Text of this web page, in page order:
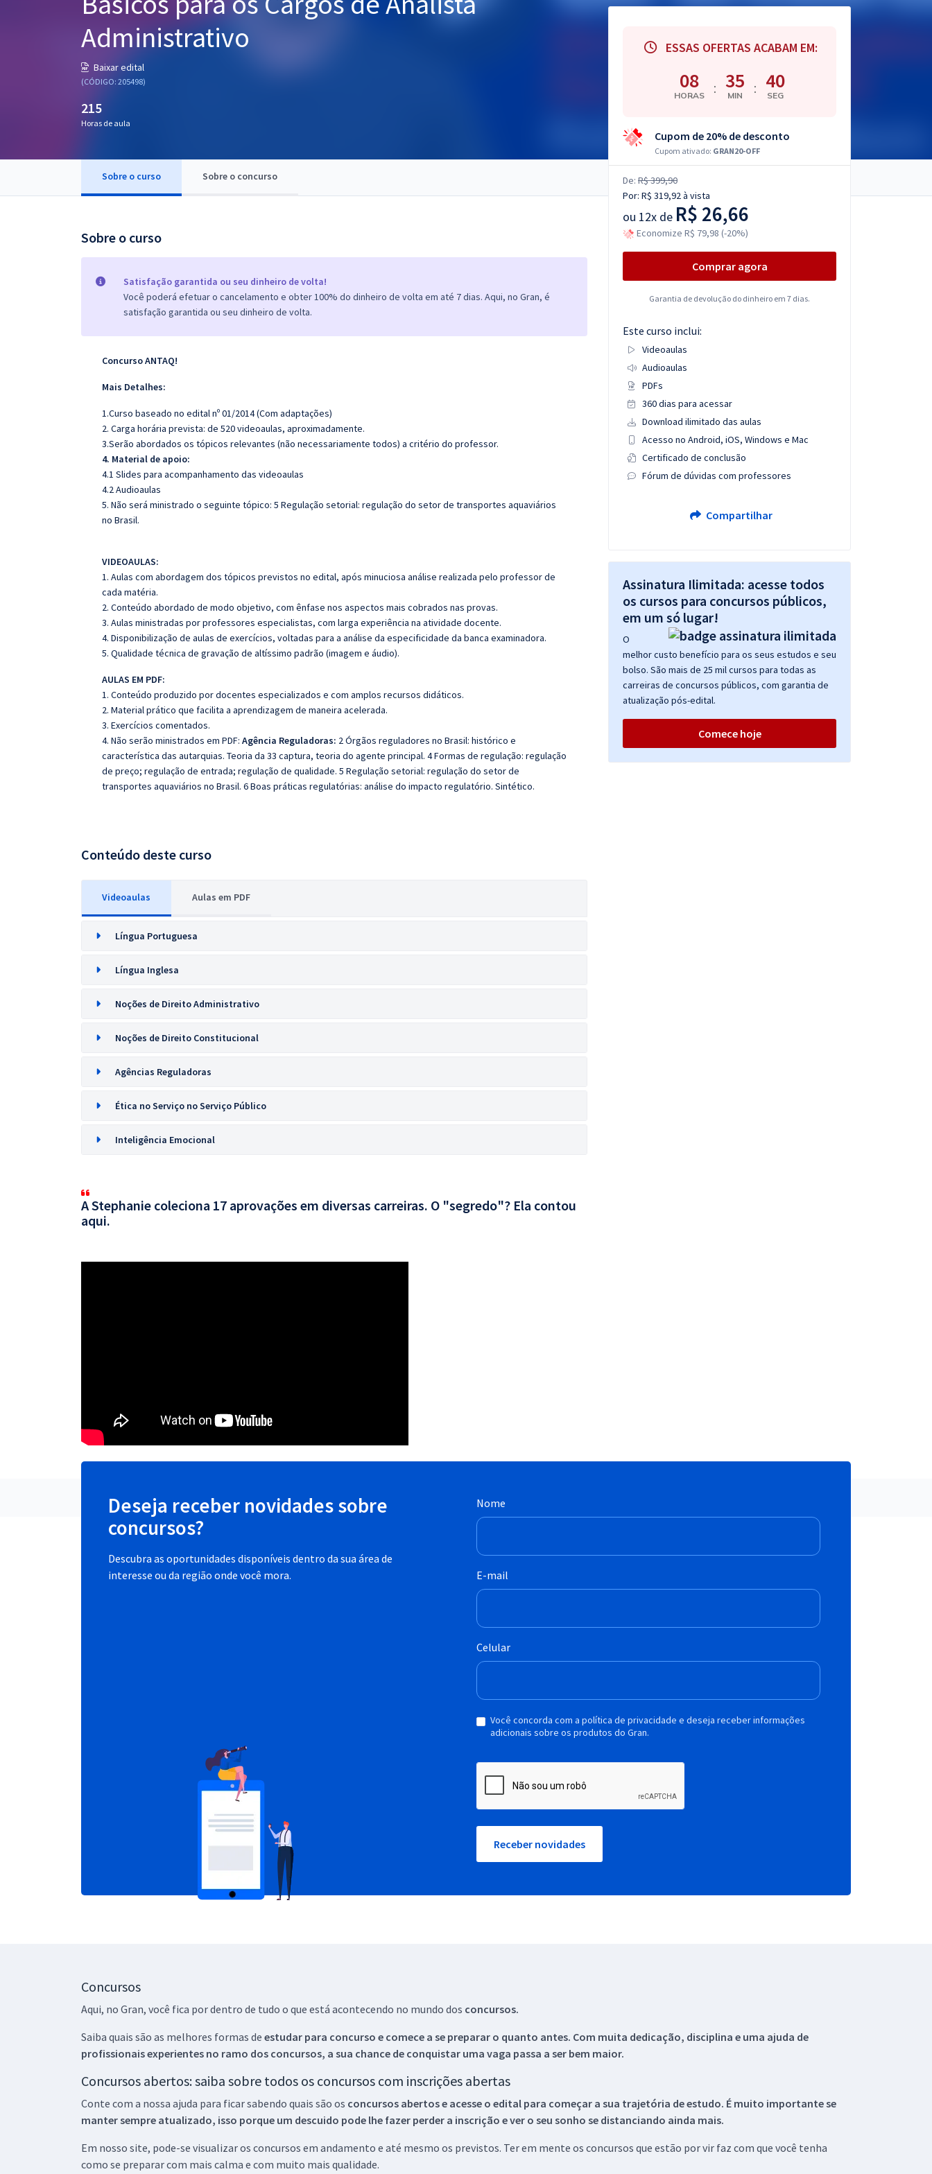
Conteúdo gratuito
Blog
Administrativo
Baixar edital
(CÓDIGO: 205498)
215
Horas de aula
Sobre o curso Sobre o concurso
Sobre o curso
Satisfação garantida ou seu dinheiro de volta!
Você poderá efetuar o cancelamento e obter 100% do dinheiro de volta em até 7 dias. Aqui, no Gran, é
satisfação garantida ou seu dinheiro de volta.
Concurso ANTAQ!
Mais Detalhes:
1.Curso baseado no edital nº 01/2014 (Com adaptações)
2. Carga horária prevista: de 520 videoaulas, aproximadamente.
3.Serão abordados os tópicos relevantes (não necessariamente todos) a critério do professor.
4. Material de apoio:
4.1 Slides para acompanhamento das videoaulas
4.2 Audioaulas
5. Não será ministrado o seguinte tópico: 5 Regulação setorial: regulação do setor de transportes aquaviários
no Brasil.
VIDEOAULAS:
1. Aulas com abordagem dos tópicos previstos no edital, após minuciosa análise realizada pelo professor de
cada matéria.
2. Conteúdo abordado de modo objetivo, com ênfase nos aspectos mais cobrados nas provas.
3. Aulas ministradas por professores especialistas, com larga experiência na atividade docente.
4. Disponibilização de aulas de exercícios, voltadas para a análise da especificidade da banca examinadora.
5. Qualidade técnica de gravação de altíssimo padrão (imagem e áudio).
AULAS EM PDF:
1. Conteúdo produzido por docentes especializados e com amplos recursos didáticos.
2. Material prático que facilita a aprendizagem de maneira acelerada.
3. Exercícios comentados.
4. Não serão ministrados em PDF: Agência Reguladoras: 2 Órgãos reguladores no Brasil: histórico e
característica das autarquias. Teoria da 33 captura, teoria do agente principal. 4 Formas de regulação: regulação
de preço; regulação de entrada; regulação de qualidade. 5 Regulação setorial: regulação do setor de
transportes aquaviários no Brasil. 6 Boas práticas regulatórias: análise do impacto regulatório. Sintético.
Conteúdo deste curso
Videoaulas Aulas em PDF
Língua Portuguesa
Língua Inglesa
Noções de Direito Administrativo
Noções de Direito Constitucional
Agências Reguladoras
Ética no Serviço no Serviço Público
Inteligência Emocional
A Stephanie coleciona 17 aprovações em diversas carreiras. O "segredo"? Ela contou
aqui.
ESSAS OFERTAS ACABAM EM:
08
HORAS : 35
MIN : 39
SEG
Cupom de 20% de desconto
Cupom ativado: GRAN20-OFF
De: R$ 399,90
Por: R$ 319,92à vista
ou 12x de R$ 26,66
Economize R$ 79,98 (-20%)
Comprar agora
Garantia de devolução do dinheiro em 7 dias.
Este curso inclui:
Videoaulas
Audioaulas
PDFs
360 dias para acessar
Download ilimitado das aulas
Acesso no Android, iOS, Windows e Mac
Certificado de conclusão
Fórum de dúvidas com professores
Compartilhar
Assinatura Ilimitada: acesse todos
os cursos para concursos públicos,
em um só lugar!
O
melhor custo benefício para os seus estudos e seu
bolso. São mais de 25 mil cursos para todas as
carreiras de concursos públicos, com garantia de
atualização pós-edital.
Comece hoje
Deseja receber novidades sobre
concursos?
Descubra as oportunidades disponíveis dentro da sua área de
interesse ou da região onde você mora.
Nome
E-mail
Celular
Você concorda com a política de privacidade e deseja receber informações
adicionais sobre os produtos do Gran.
Receber novidades
Concursos
Aqui, no Gran, você fica por dentro de tudo o que está acontecendo no mundo dos concursos.
Saiba quais são as melhores formas de estudar para concurso e comece a se preparar o quanto antes. Com muita dedicação, disciplina e uma ajuda de
profissionais experientes no ramo dos concursos, a sua chance de conquistar uma vaga passa a ser bem maior.
Concursos abertos: saiba sobre todos os concursos com inscrições abertas
Conte com a nossa ajuda para ficar sabendo quais são os concursos abertos e acesse o edital para começar a sua trajetória de estudo. É muito importante se
manter sempre atualizado, isso porque um descuido pode lhe fazer perder a inscrição e ver o seu sonho se distanciando ainda mais.
Em nosso site, pode-se visualizar os concursos em andamento e até mesmo os previstos. Ter em mente os concursos que estão por vir faz com que você tenha
como se preparar com mais calma e com muito mais qualidade.